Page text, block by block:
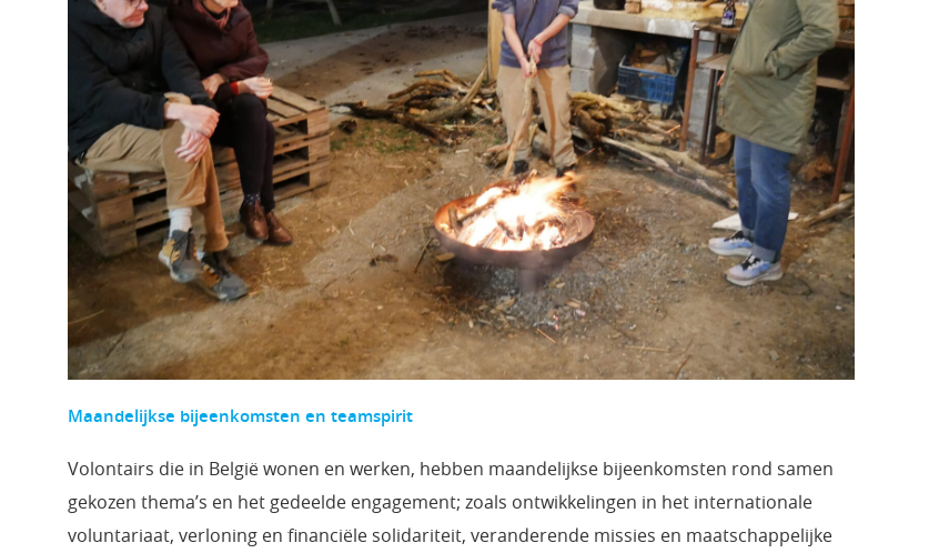
Maandelijkse bijeenkomsten en teamspirit
Volontairs die in België wonen en werken, hebben maandelijkse bijeenkomsten rond samen
gekozen thema’s en het gedeelde engagement; zoals ontwikkelingen in het internationale
voluntariaat, verloning en financiële solidariteit, veranderende missies en maatschappelijke